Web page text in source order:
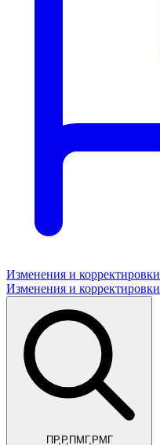
Изменения и корректировки
Изменения и корректировки
ПР,Р,ПМГ,РМГ